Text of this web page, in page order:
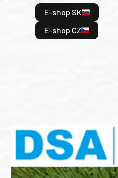
E-shop SK
E-shop CZ